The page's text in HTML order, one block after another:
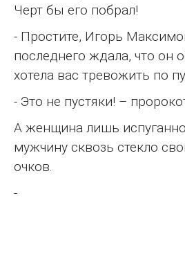
Черт бы его побрал!
- Простите, Игорь
последнего ждала, что он
хотела вас тревожить по
- Это не пустяки! –
А женщина лишь
мужчину сквозь стекло
очков.
-